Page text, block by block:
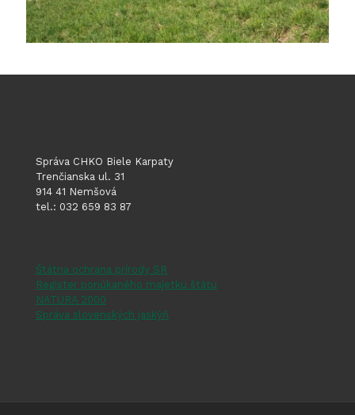
Správa CHKO Biele Karpaty
Trenčianska ul. 31
914 41 Nemšová
tel.: 032 659 83 87
Štátna ochrana prírody SR
Register ponúkaného majetku štátu
NATURA 2000
Správa slovenských jaskýň